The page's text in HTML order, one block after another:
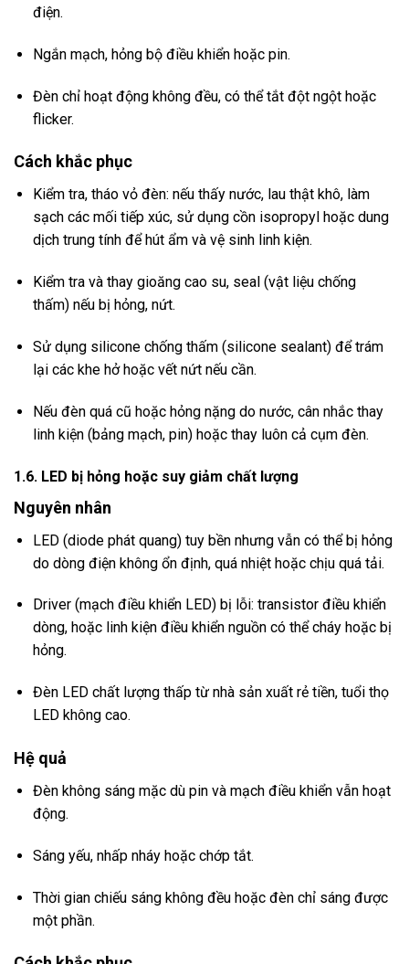
điện.
Ngắn mạch, hỏng bộ điều khiển hoặc pin.
Đèn chỉ hoạt động không đều, có thể tắt đột ngột hoặc
flicker.
Cách khắc phục
Kiểm tra, tháo vỏ đèn: nếu thấy nước, lau thật khô, làm
sạch các mối tiếp xúc, sử dụng cồn isopropyl hoặc dung
dịch trung tính để hút ẩm và vệ sinh linh kiện.
Kiểm tra và thay gioăng cao su, seal (vật liệu chống
thấm) nếu bị hỏng, nứt.
Sử dụng silicone chống thấm (silicone sealant) để trám
lại các khe hở hoặc vết nứt nếu cần.
Nếu đèn quá cũ hoặc hỏng nặng do nước, cân nhắc thay
linh kiện (bảng mạch, pin) hoặc thay luôn cả cụm đèn.
1.6. LED bị hỏng hoặc suy giảm chất lượng
Nguyên nhân
LED (diode phát quang) tuy bền nhưng vẫn có thể bị hỏng
do dòng điện không ổn định, quá nhiệt hoặc chịu quá tải.
Driver (mạch điều khiển LED) bị lỗi: transistor điều khiển
dòng, hoặc linh kiện điều khiển nguồn có thể cháy hoặc bị
hỏng.
Đèn LED chất lượng thấp từ nhà sản xuất rẻ tiền, tuổi thọ
LED không cao.
Hệ quả
Đèn không sáng mặc dù pin và mạch điều khiển vẫn hoạt
động.
Sáng yếu, nhấp nháy hoặc chớp tắt.
Thời gian chiếu sáng không đều hoặc đèn chỉ sáng được
một phần.